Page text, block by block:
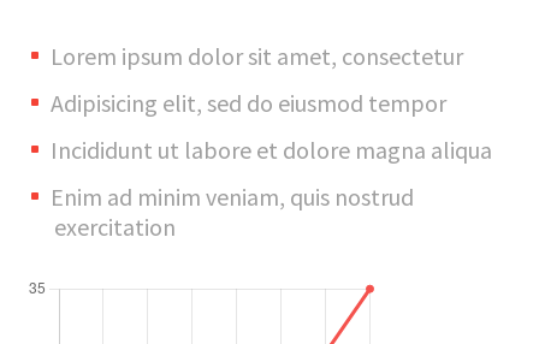
Lorem ipsum dolor sit amet, consectetur
Adipisicing elit, sed do eiusmod tempor
Incididunt ut labore et dolore magna aliqua
Enim ad minim veniam, quis nostrud
exercitation